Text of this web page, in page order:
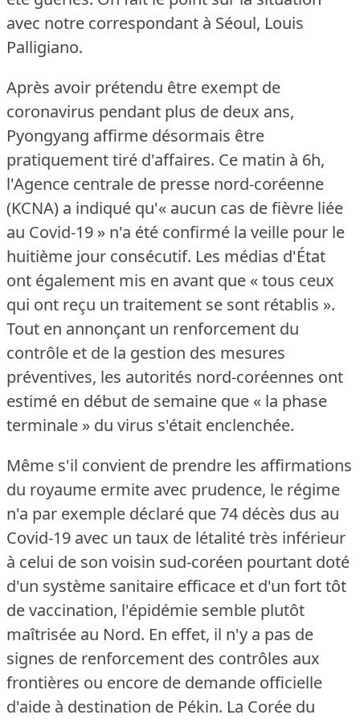
avec notre correspondant à Séoul, Louis
Palligiano.
Après avoir prétendu être exempt de
coronavirus pendant plus de deux ans,
Pyongyang affirme désormais être
pratiquement tiré d'affaires. Ce matin à 6h,
l'Agence centrale de presse nord-coréenne
(KCNA) a indiqué qu'« aucun cas de fièvre liée
au Covid-19 » n'a été confirmé la veille pour le
huitième jour consécutif. Les médias d'État
ont également mis en avant que « tous ceux
qui ont reçu un traitement se sont rétablis ».
Tout en annonçant un renforcement du
contrôle et de la gestion des mesures
préventives, les autorités nord-coréennes ont
estimé en début de semaine que « la phase
terminale » du virus s'était enclenchée.
Même s'il convient de prendre les affirmations
du royaume ermite avec prudence, le régime
n'a par exemple déclaré que 74 décès dus au
Covid-19 avec un taux de létalité très inférieur
à celui de son voisin sud-coréen pourtant doté
d'un système sanitaire efficace et d'un fort tôt
de vaccination, l'épidémie semble plutôt
maîtrisée au Nord. En effet, il n'y a pas de
signes de renforcement des contrôles aux
frontières ou encore de demande officielle
d'aide à destination de Pékin. La Corée du